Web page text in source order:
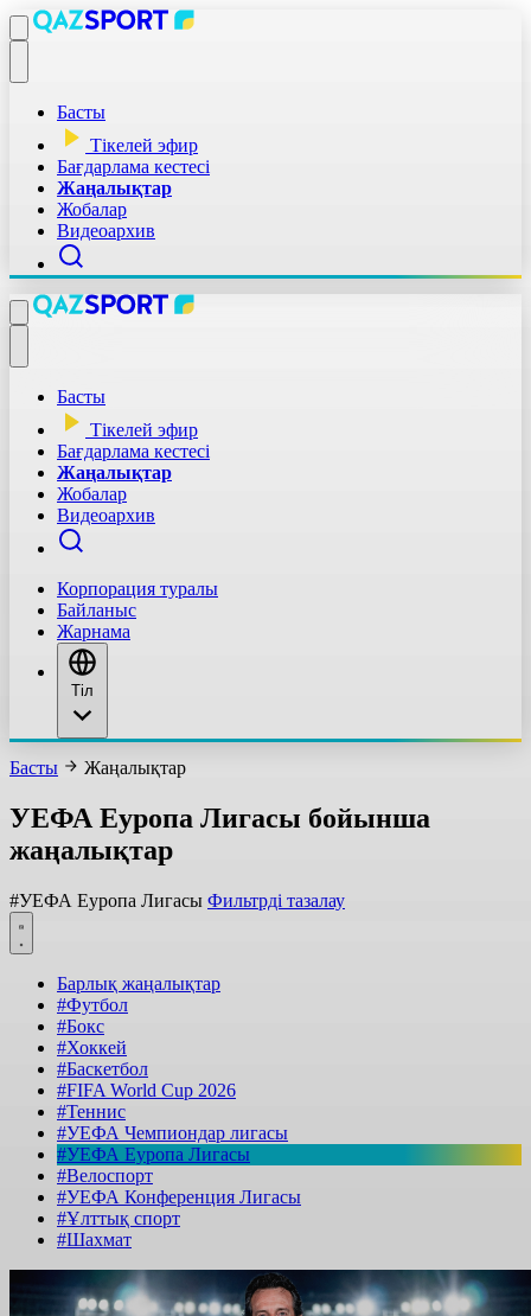
Басты
Тікелей эфир
Бағдарлама кестесі
Жаңалықтар
Жобалар
Видеоархив
Басты
Тікелей эфир
Бағдарлама кестесі
Жаңалықтар
Жобалар
Видеоархив
Корпорация туралы
Байланыс
Жарнама
Тіл
Басты Жаңалықтар
УЕФА Еуропа Лигасы бойынша
жаңалықтар
#УЕФА Еуропа Лигасы Фильтрді тазалау
Барлық жаңалықтар
#Футбол
#Бокс
#Хоккей
#Баскетбол
#FIFA World Cup 2026
#Теннис
#УЕФА Чемпиондар лигасы
#УЕФА Еуропа Лигасы
#Велоспорт
#УЕФА Конференция Лигасы
#Ұлттық спорт
#Шахмат